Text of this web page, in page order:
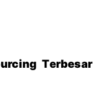
Terbesar